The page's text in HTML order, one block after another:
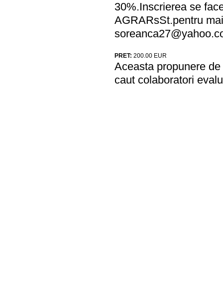
30%.Inscrierea se
AGRARsSt.pentru
PRET: 200.00 EUR
Aceasta propunere
caut colaboratori